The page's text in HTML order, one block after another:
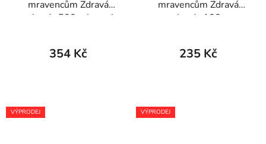
mravencům Zdravá
zahrada 500 ml sprej
354 Kč
mravencům Zdravá
zahrada 100 g
235 Kč
VÝPRODEJ VÝPRODEJ